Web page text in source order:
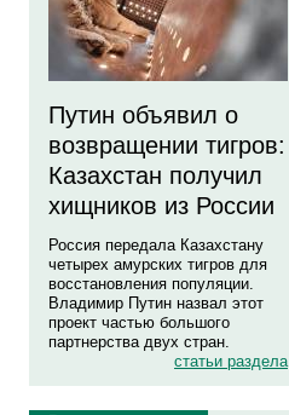
Путин объявил о
возвращении тигров:
Казахстан получил
хищников из России
Россия передала Казахстану
четырех амурских тигров для
восстановления популяции.
Владимир Путин назвал этот
проект частью большого
партнерства двух стран.
статьи раздела